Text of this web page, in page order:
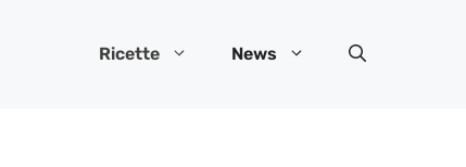
Ricette News